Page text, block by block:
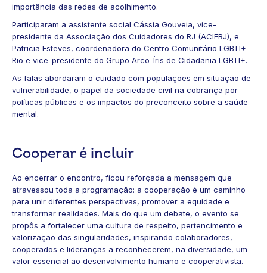
importância das redes de acolhimento.
Participaram a assistente social Cássia Gouveia, vice-
presidente da Associação dos Cuidadores do RJ (ACIERJ), e
Patricia Esteves, coordenadora do Centro Comunitário LGBTI+
Rio e vice-presidente do Grupo Arco-Íris de Cidadania LGBTI+.
As falas abordaram o cuidado com populações em situação de
vulnerabilidade, o papel da sociedade civil na cobrança por
políticas públicas e os impactos do preconceito sobre a saúde
mental.
Cooperar é incluir
Ao encerrar o encontro, ficou reforçada a mensagem que
atravessou toda a programação: a cooperação é um caminho
para unir diferentes perspectivas, promover a equidade e
transformar realidades. Mais do que um debate, o evento se
propôs a fortalecer uma cultura de respeito, pertencimento e
valorização das singularidades, inspirando colaboradores,
cooperados e lideranças a reconhecerem, na diversidade, um
valor essencial ao desenvolvimento humano e cooperativista.